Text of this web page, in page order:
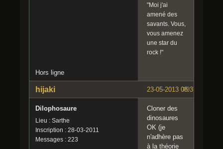
"Moi j'ai
amené des
savants. Vous,
vous amenez
une star du
rock !"
Hors ligne
#9
23-05-2013 08:37:04
hijaki
Dilophosaure
Lieu : Sarthe
Inscription : 28-03-2011
Messages : 223
Cloner des
dinosaures
OK (je
n'adhère pas
à la théorie